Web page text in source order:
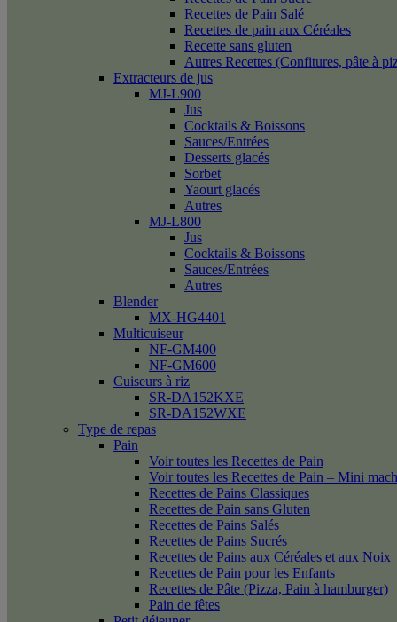
Recettes de Pain Salé
Recettes de pain aux Céréales
Recette sans gluten
Autres Recettes (Confitures, pâte à
Extracteurs de jus
MJ-L900
Jus
Cocktails & Boissons
Sauces/Entrées
Desserts glacés
Sorbet
Yaourt glacés
Autres
MJ-L800
Jus
Cocktails & Boissons
Sauces/Entrées
Autres
Blender
MX-HG4401
Multicuiseur
NF-GM400
NF-GM600
Cuiseurs à riz
SR-DA152KXE
SR-DA152WXE
Type de repas
Pain
Voir toutes les Recettes de Pain
Voir toutes les Recettes de Pain – Mini
Recettes de Pains Classiques
Recettes de Pain sans Gluten
Recettes de Pains Salés
Recettes de Pains Sucrés
Recettes de Pains aux Céréales et aux Noix
Recettes de Pain pour les Enfants
Recettes de Pâte (Pizza, Pain à hamburger)
Pain de fêtes